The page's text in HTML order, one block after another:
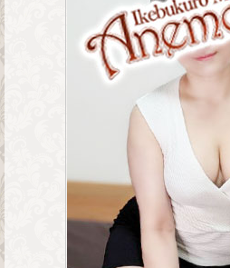
姉
さ
ん
ン
ズ
エ